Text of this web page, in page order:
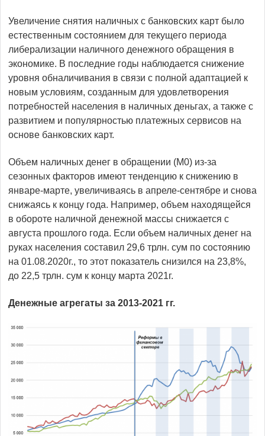
Увеличение снятия наличных с банковских карт было
естественным состоянием для текущего периода
либерализации наличного денежного обращения в
экономике. В последние годы наблюдается снижение
уровня обналичивания в связи с полной адаптацией к
новым условиям, созданным для удовлетворения
потребностей населения в наличных деньгах, а также с
развитием и популярностью платежных сервисов на
основе банковских карт.
Объем наличных денег в обращении (М0) из-за
сезонных факторов имеют тенденцию к снижению в
январе-марте, увеличиваясь в апреле-сентябре и снова
снижаясь к концу года. Например, объем находящейся
в обороте наличной денежной массы снижается с
августа прошлого года. Если объем наличных денег на
руках населения составил 29,6 трлн. сум по состоянию
на 01.08.2020г., то этот показатель снизился на 23,8%,
до 22,5 трлн. сум к концу марта 2021г.
Денежные агрегаты за 2013-2021 гг.